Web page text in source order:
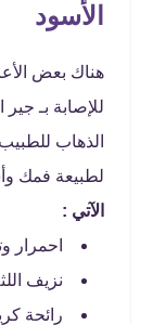
الأسود
هناك بعض
للإصابة بـ
الذهاب
لطبيعة فمك
الآتي :
احمرار
نزيف
رائحة